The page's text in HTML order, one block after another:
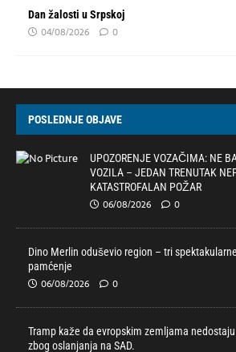
Dan žalosti u Srpskoj
04/08/2026 0
POSLEDNJE OBJAVE
UPOZORENJE VOZAČIMA: NE
VOZILA – JEDAN TRENUTAK
KATASTROFALAN POŽAR
06/08/2026 0
Dino Merlin oduševio region – tri
pamćenje
06/08/2026 0
Tramp kaže da evropskim zemljama
zbog oslanjanja na SAD.